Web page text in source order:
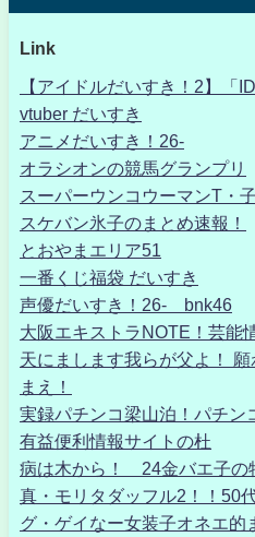
Link
【アイドルだいすき！2】「
vtuber だいすき
アニメだいすき！26-
オラシオンの競馬グランプリ
スーパーウンコウーマンT・子
スケバン氷子のまとめ速報！
とおやまエリア51
一番くじ福袋 だいすき
声優だいすき！26- bnk46
大阪エキストラNOTE！芸能
天にまします我らが父よ！
まえ！
実録パチンコ梁山泊！パチン
有益便利情報サイトの杜
病は木から！ 24金バエ子の
真・モリタダッフル2！！50
グ・ゲイなー女装子オネエ的